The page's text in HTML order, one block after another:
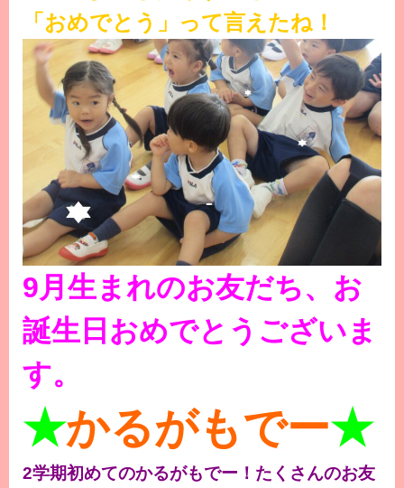
「おめでとう」って言えたね！
9月生まれのお友だち、お
誕生日おめでとうございま
す。
★かるがもでー★
2学期初めてのかるがもでー！たくさんのお友